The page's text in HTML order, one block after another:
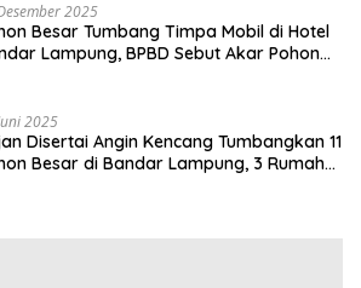
2025
Besar Tumbang Timpa Mobil di Hotel
Lampung, BPBD Sebut Akar Pohon
2025
Disertai Angin Kencang Tumbangkan 11
Besar di Bandar Lampung, 3 Rumah